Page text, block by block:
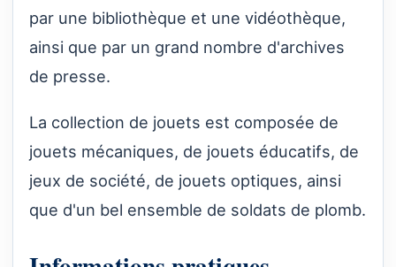
par une bibliothèque et une vidéothèque,
ainsi que par un grand nombre d'archives
de presse.
La collection de jouets est composée de
jouets mécaniques, de jouets éducatifs, de
jeux de société, de jouets optiques, ainsi
que d'un bel ensemble de soldats de plomb.